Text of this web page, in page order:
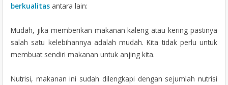
berkualitas antara lain:
Mudah, jika memberikan makanan kaleng atau kering pastinya
salah satu kelebihannya adalah mudah. Kita tidak perlu untuk
membuat sendiri makanan untuk anjing kita.
Nutrisi, makanan ini sudah dilengkapi dengan sejumlah nutrisi